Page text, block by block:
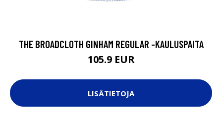
THE BROADCLOTH GINHAM REGULAR -KAULUSPAITA
105.9 EUR
LISÄTIETOJA